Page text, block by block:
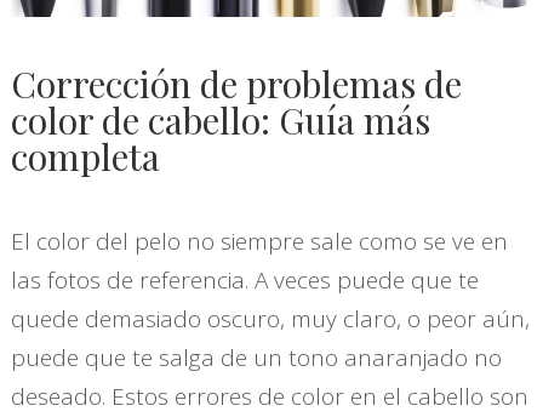
Corrección de problemas de
color de cabello: Guía más
completa
El color del pelo no siempre sale como se ve en
las fotos de referencia. A veces puede que te
quede demasiado oscuro, muy claro, o peor aún,
puede que te salga de un tono anaranjado no
deseado. Estos errores de color en el cabello son